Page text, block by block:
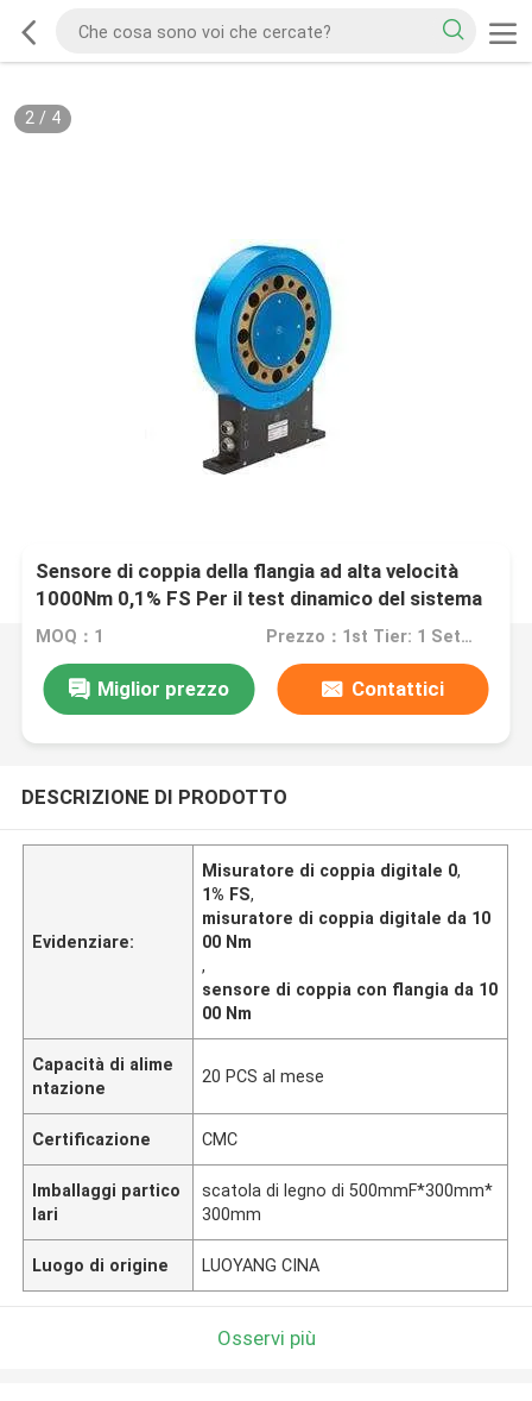
2/ 4
Sensore di coppia della flangia ad alta velocità
1000Nm 0,1% FS Per il test dinamico del sistema
MOQ：1 Prezzo：1st Tier: 1 Set, Unit Price USD 3.00 2nd Tier: 2-5 Sets, Unit Price USD 2.00 3rd Tier: Over 5 Sets, Unit Price USD 1.00
Miglior prezzo Contattici
DESCRIZIONE DI PRODOTTO
Evidenziare:
Misuratore di coppia digitale 0,
1% FS,
misuratore di coppia digitale da 10
00 Nm
,
sensore di coppia con flangia da 10
00 Nm
Capacità di alime
ntazione
20 PCS al mese
Certificazione CMC
Imballaggi partico
lari
scatola di legno di 500mmF*300mm*
300mm
Luogo di origine LUOYANG CINA
Osservi più